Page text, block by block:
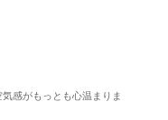
感がもっとも心温まりま